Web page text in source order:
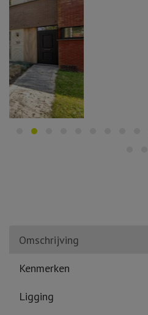
Omschrijving
Kenmerken
Ligging